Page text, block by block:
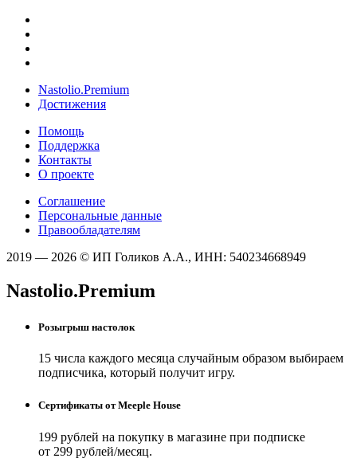
Nastolio.Premium
Достижения
Помощь
Поддержка
Контакты
О проекте
Соглашение
Персональные данные
Правообладателям
2019 — 2026 © ИП Голиков А.А., ИНН: 540234668949
Nastolio.Premium
Розыгрыш настолок
15 числа каждого месяца случайным образом выбираем
подписчика, который получит игру.
Сертификаты от Meeple House
199 рублей на покупку в магазине при подписке
от 299 рублей/месяц.